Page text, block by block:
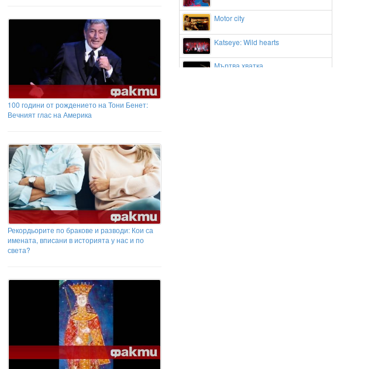
100 години от рождението на Тони Бенет:
Вечният глас на Америка
Рекордьорите по бракове и разводи: Кои са
имената, вписани в историята у нас и по
света?
Motor city
Katseye: Wild hearts
Мъртва хватка